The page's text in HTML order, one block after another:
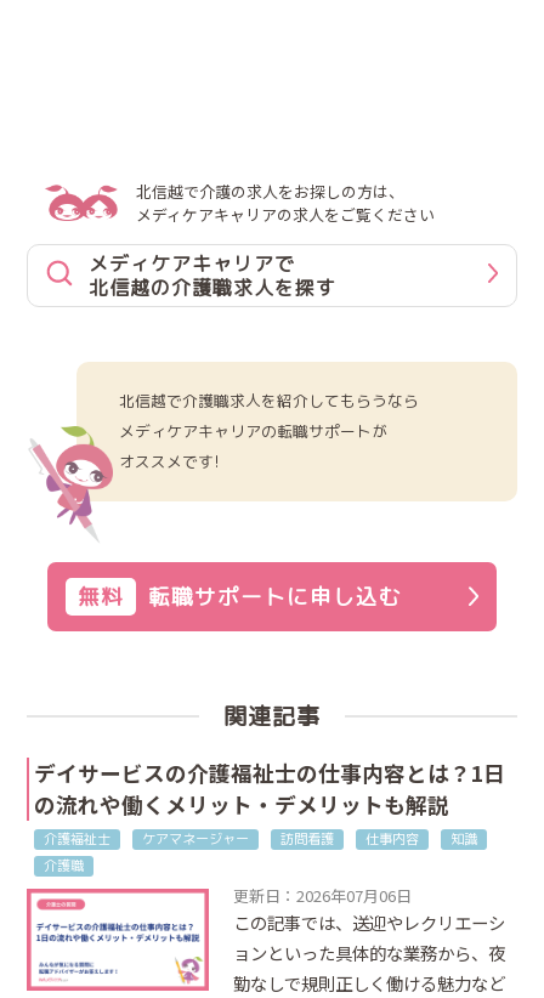
北信越で介護の求人をお探しの方は、
メディケアキャリアの求人をご覧ください
メディケアキャリアで
北信越の介護職求人を探す
北信越で介護職求人を紹介してもらうなら
メディケアキャリアの転職サポートが
オススメです!
無料 転職サポートに申し込む
関連記事
デイサービスの介護福祉士の仕事内容とは？1日
の流れや働くメリット・デメリットも解説
介護福祉士 ケアマネージャー 訪問看護 仕事内容
知識
介護職
更新日：2026年07月06日
この記事では、送迎やレクリエーシ
ョンといった具体的な業務から、夜
勤なしで規則正しく働ける魅力など